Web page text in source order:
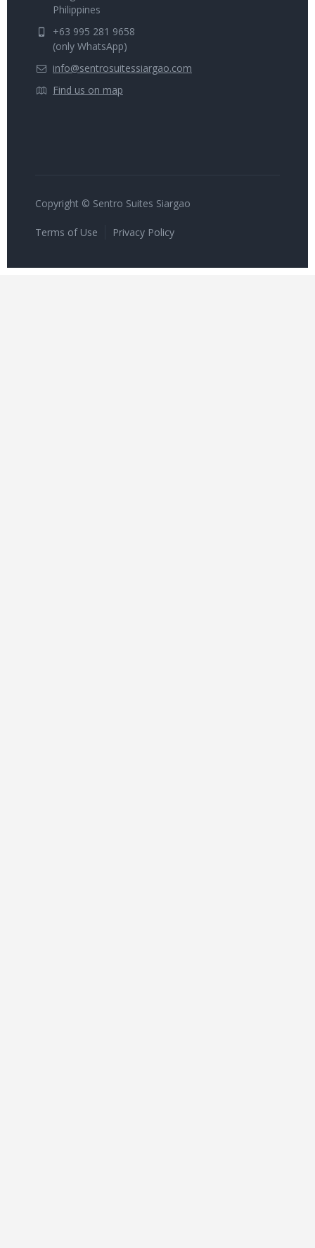
Philippines
+63 995 281 9658
(only WhatsApp)
info@sentrosuitessiargao.com
Find us on map
Copyright © Sentro Suites Siargao
Terms of Use Privacy Policy